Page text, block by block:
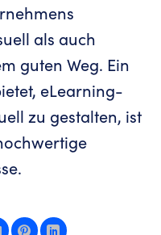
als auch
guten Weg. Ein
eLearning-
zu gestalten, ist